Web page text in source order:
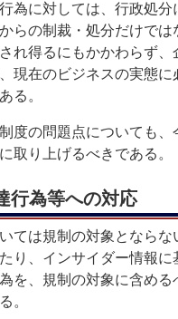
為に対しては、行政処分
らの制裁・処分だけでは
れ得るにもかかわらず、
現在のビジネスの実態に
る。
度の問題点についても、
取り上げるべきである。
行為等への対応
ては規制の対象とならな
り、インサイダー情報に
を、規制の対象に含める
。